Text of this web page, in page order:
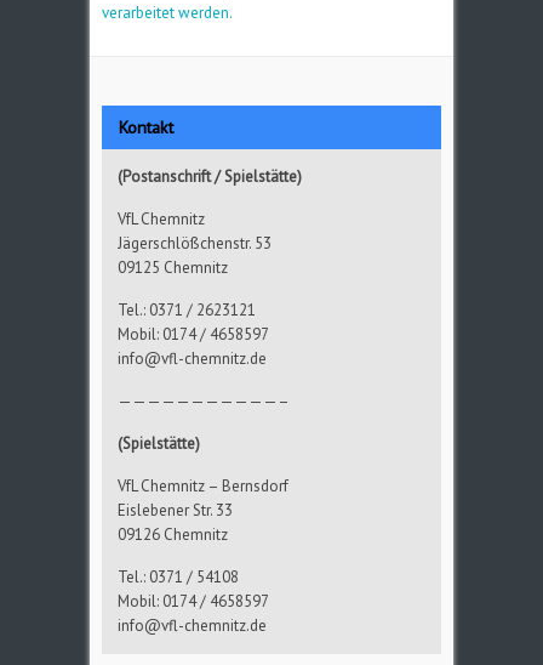
verarbeitet werden.
Kontakt
(Postanschrift / Spielstätte)
VfL Chemnitz
Jägerschlößchenstr. 53
09125 Chemnitz
Tel.: 0371 / 2623121
Mobil: 0174 / 4658597
info@vfl-chemnitz.de
———————————–
(Spielstätte)
VfL Chemnitz – Bernsdorf
Eislebener Str. 33
09126 Chemnitz
Tel.: 0371 / 54108
Mobil: 0174 / 4658597
info@vfl-chemnitz.de